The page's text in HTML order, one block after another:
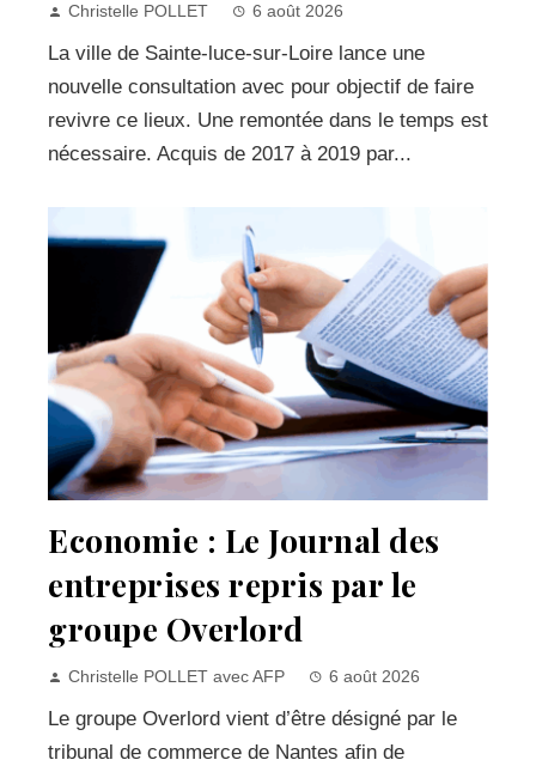
Christelle POLLET 6 août 2026
La ville de Sainte-luce-sur-Loire lance une
nouvelle consultation avec pour objectif de faire
revivre ce lieux. Une remontée dans le temps est
nécessaire. Acquis de 2017 à 2019 par...
Economie : Le Journal des
entreprises repris par le
groupe Overlord
Christelle POLLET avec AFP 6 août 2026
Le groupe Overlord vient d’être désigné par le
tribunal de commerce de Nantes afin de